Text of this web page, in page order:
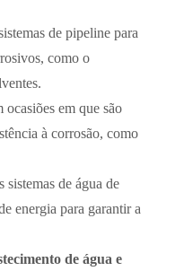
de pipeline para
como o
ocasiões em que são
à corrosão, como
sistemas de água de
energia para garantir a
de água e